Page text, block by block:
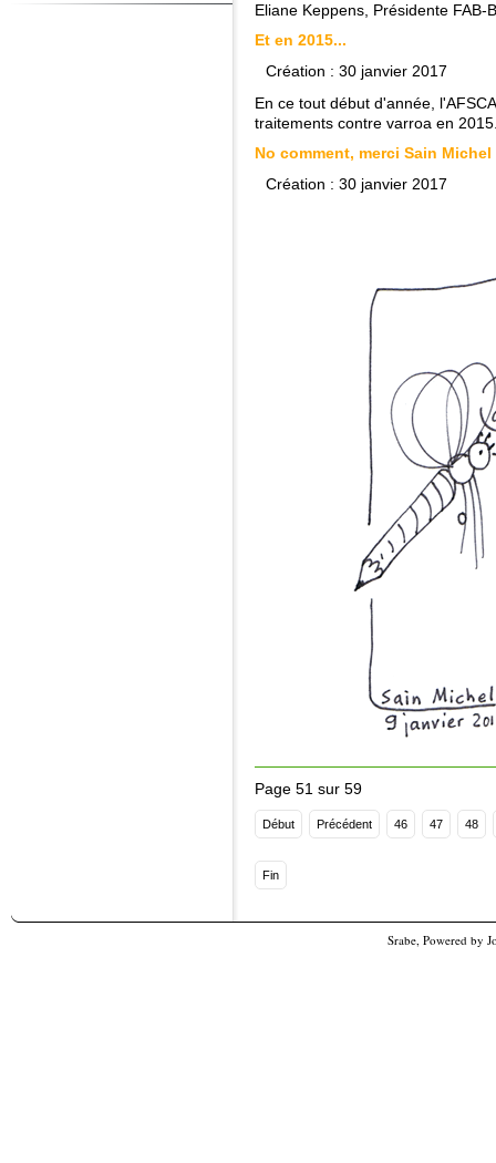
Eliane Keppens, Présidente FAB-
Et en 2015...
Création : 30 janvier 2017
En ce tout début d'année,
traitements contre varroa en
No comment, merci Sain Michel
Création : 30 janvier 2017
Page 51 sur 59
Début Précédent 46 47 48
Fin
Srabe, Powered by